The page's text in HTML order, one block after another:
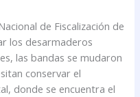
de Fiscalización de
los desarmaderos
las bandas se mudaron
conservar el
donde se encuentra el